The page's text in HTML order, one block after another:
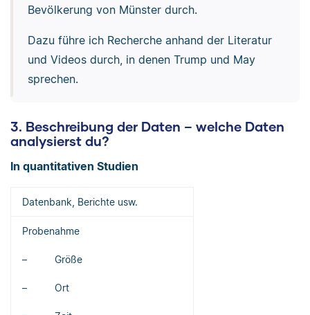
Bevölkerung von Münster durch.
Dazu führe ich Recherche anhand der Literatur
und Videos durch, in denen Trump und May
sprechen.
3. Beschreibung der Daten – welche Daten
analysierst du?
In quantitativen Studien
Datenbank, Berichte usw.
Probenahme
– Größe
– Ort